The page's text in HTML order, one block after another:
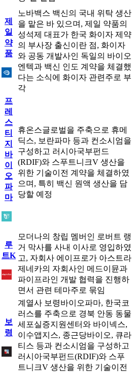
제
일
약
품
노바백스 백신의 국내 위탁 생산
을 맡은 바 있으며, 제일 약품의
성석제 대표가 한국 화이자 제약
의 부사장 출신이란 점, 화이자
와 공동 개발사인 독일의 바이오
엔텍과 백신 인도 계약을 체결했
다는 소식에 화이자 관련주로 부
각
프
레
스
티
지
바
이
오
파
마
휴온스글로벌을 주축으로 휴메
딕스, 보란파마 등과 컨소시엄을
구성하고 러시아국부펀드
(RDIF)와 스푸트니크V 생산을
위한 기술이전 계약을 체결하였
으며, 특히 백신 원액 생산을 담
당할 예정
루
트K
모더나의 창립 멤버인 로버트 랭
거 막사를 사내 이사로 영입하였
고, 자회사 에이프로가 아스트라
제네카의 자회사인 메드이뮨과
파이프라인 개발 협력을 진행하
면서 관련 테마주로 묶임
보
령
계열사 보령바이오파마, 한국코
러스를 주축으로 경북 안동 동물
세포실증지원센터와 바이넥스,
이수앱지스, 종근당바이오, 큐라
티스 등과 컨소시엄을 구성하고
러시아국부펀드(RDIF)와 스푸
트니크V 생산을 위한 기술이전